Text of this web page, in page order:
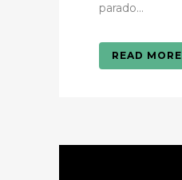
parado...
READ MORE